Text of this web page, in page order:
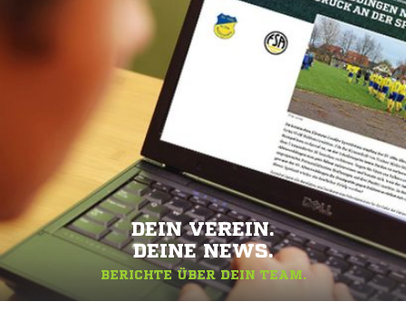
DEIN VEREIN.
DEINE NEWS.
BERICHTE ÜBER DEIN TEAM.